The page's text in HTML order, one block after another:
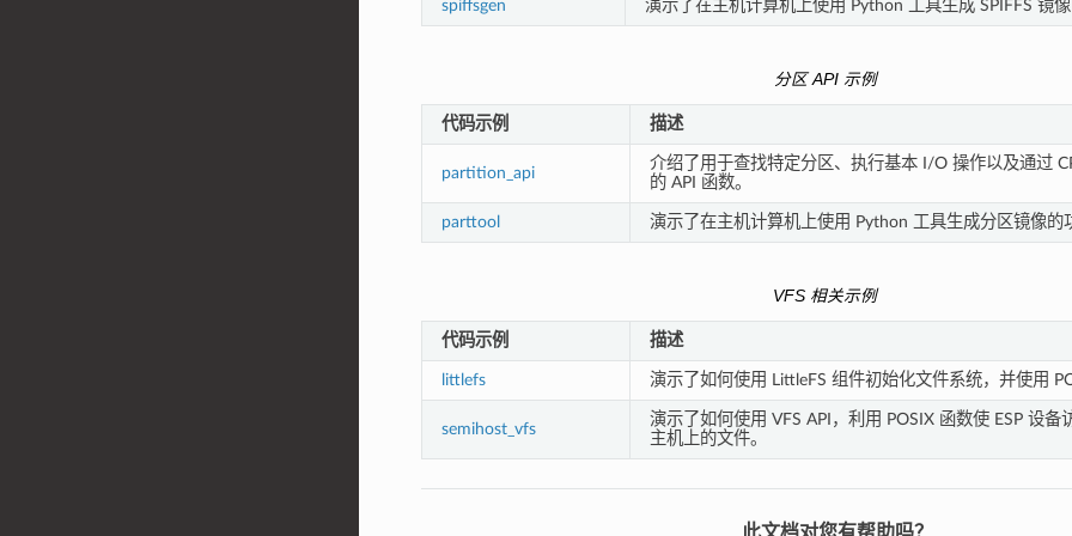
spiffsgen 演示了在主机计算机上使用 Python 工具生成 SPIFFS 镜
分区 API 示例
代码示例 描述
partition_api
介绍了用于查找特定分区、执行基本 I/O 操作以及通过
的 API 函数。
parttool 演示了在主机计算机上使用 Python 工具生成分区镜像的
VFS 相关示例
代码示例 描述
littlefs 演示了如何使用 LittleFS 组件初始化文件系统，并使用
semihost_vfs
演示了如何使用 VFS API，利用 POSIX 函数使 ESP 设备
主机上的文件。